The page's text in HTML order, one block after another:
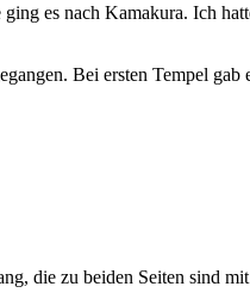
es nach Kamakura. Ich
Bei ersten Tempel gab
die zu beiden Seiten sind